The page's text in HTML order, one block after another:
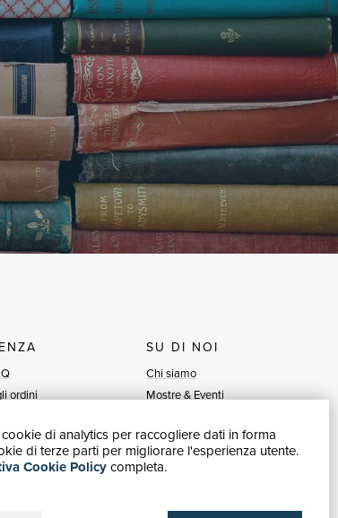
di analytics per raccogliere dati in forma
di terze parti per migliorare l'esperienza utente.
Cookie Policycompleta.
ordini
/ 18App
SU DI NOI
Chi siamo
Mostre & Eventi
Blog
Vendi con noi